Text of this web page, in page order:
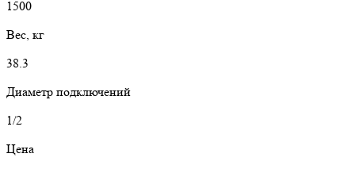
1500
Вес, кг
38.3
Диаметр подключений
1/2
Цена